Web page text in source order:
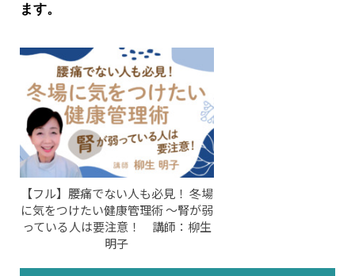
ます。
【フル】腰痛でない人も必見！ 冬場
に気をつけたい健康管理術 ～腎が弱
っている人は要注意！ 講師：柳生
明子